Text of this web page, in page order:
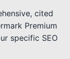
cited
Premium
specific SEO